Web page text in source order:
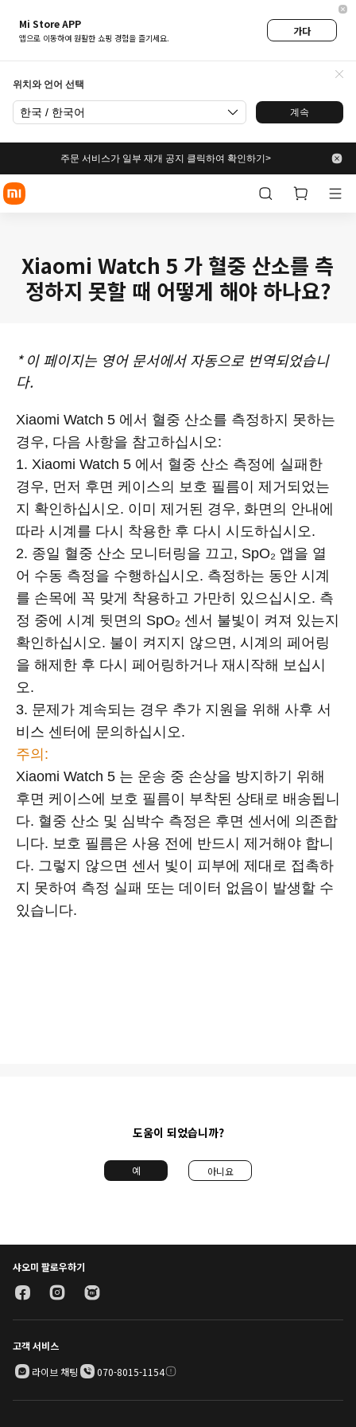
Mi Store APP
앱으로 이동하여 원활한 쇼핑 경험을 즐기세요.
가다
위치와 언어 선택
한국 / 한국어 계속
주문 서비스가 일부 재개 공지 클릭하여 확인하기>
Xiaomi Watch 5 가 혈중 산소를 측
정하지 못할 때 어떻게 해야 하나요?
* 이 페이지는 영어 문서에서 자동으로 번역되었습니
다.
Xiaomi Watch 5 에서 혈중 산소를 측정하지 못하는
경우, 다음 사항을 참고하십시오:
1. Xiaomi Watch 5 에서 혈중 산소 측정에 실패한
경우, 먼저 후면 케이스의 보호 필름이 제거되었는
지 확인하십시오. 이미 제거된 경우, 화면의 안내에
따라 시계를 다시 착용한 후 다시 시도하십시오.
2. 종일 혈중 산소 모니터링을 끄고, SpO₂ 앱을 열
어 수동 측정을 수행하십시오. 측정하는 동안 시계
를 손목에 꼭 맞게 착용하고 가만히 있으십시오. 측
정 중에 시계 뒷면의 SpO₂ 센서 불빛이 켜져 있는지
확인하십시오. 불이 켜지지 않으면, 시계의 페어링
을 해제한 후 다시 페어링하거나 재시작해 보십시
오.
3. 문제가 계속되는 경우 추가 지원을 위해 사후 서
비스 센터에 문의하십시오.
주의:
Xiaomi Watch 5 는 운송 중 손상을 방지하기 위해
후면 케이스에 보호 필름이 부착된 상태로 배송됩니
다. 혈중 산소 및 심박수 측정은 후면 센서에 의존합
니다. 보호 필름은 사용 전에 반드시 제거해야 합니
다. 그렇지 않으면 센서 빛이 피부에 제대로 접촉하
지 못하여 측정 실패 또는 데이터 없음이 발생할 수
있습니다.
도움이 되었습니까?
예 아니요
샤오미 팔로우하기
고객 서비스
라이브 채팅
070-8015-1154